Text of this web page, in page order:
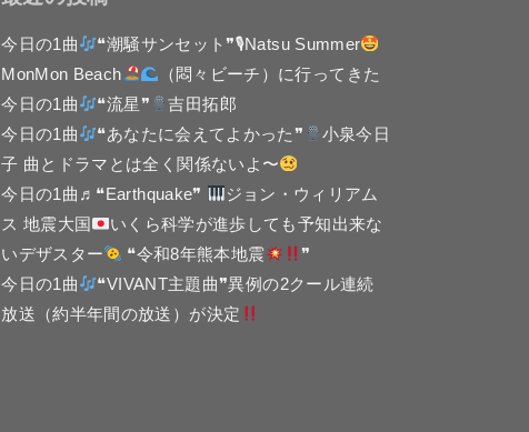
今日の1曲
❝潮騒サンセット❞🎙Natsu Summer
MonMon Beach
（悶々ビーチ）に行ってきた
今日の1曲
❝流星❞
吉田拓郎
今日の1曲
❝あなたに会えてよかった❞
小泉今日
子 曲とドラマとは全く関係ないよ〜
今日の1曲♬❝Earthquake❞
ジョン・ウィリアム
ス 地震大国
いくら科学が進歩しても予知出来な
いデザスター
❝令和8年熊本地震
❞
今日の1曲
❝VIVANT主題曲❞異例の2クール連続
放送（約半年間の放送）が決定